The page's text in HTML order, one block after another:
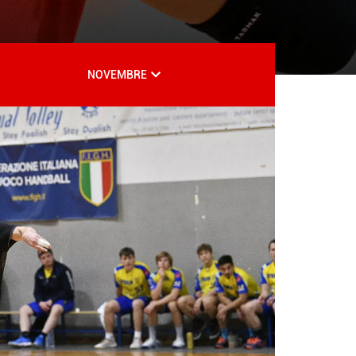
NOVEMBRE